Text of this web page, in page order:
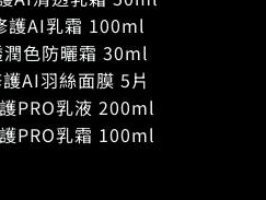
護AI乳霜 100ml
色防曬霜 30ml
AI羽絲面膜 5片
PRO乳液 200ml
PRO乳霜 100ml